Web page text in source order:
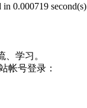
in 0.000719 second(s)
学习。
帐号登录：